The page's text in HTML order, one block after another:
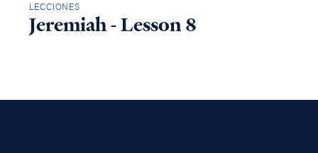
LECCIONES
Jeremiah - Lesson 8